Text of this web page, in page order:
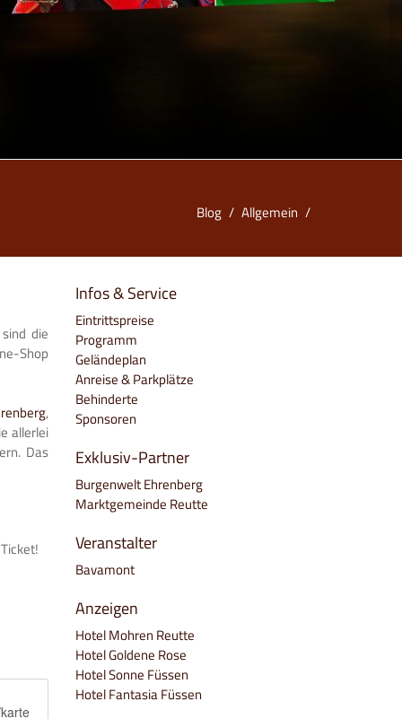
Blog / Allgemein /
die
Shop
,
allerlei
Das
Infos & Service
Eintrittspreise
Programm
Geländeplan
Anreise & Parkplätze
Behinderte
Sponsoren
Exklusiv-Partner
Burgenwelt Ehrenberg
Marktgemeinde Reutte
Veranstalter
Bavamont
Anzeigen
Hotel Mohren Reutte
Hotel Goldene Rose
Hotel Sonne Füssen
Hotel Fantasia Füssen